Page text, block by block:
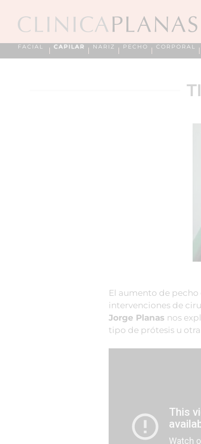
FACIAL CAPILAR NARIZ PECHO CORPORAL
El aumento de pecho
intervenciones de
Jorge Planas nos
tipo de prótesis u